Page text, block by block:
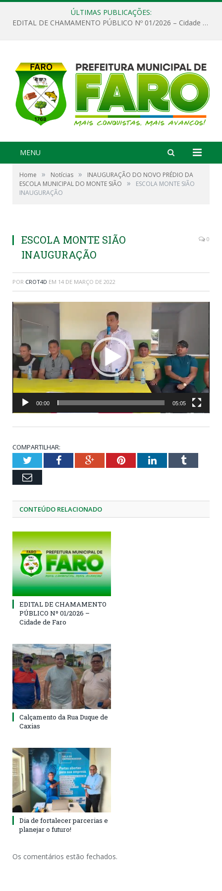
ÚLTIMAS PUBLICAÇÕES:
EDITAL DE CHAMAMENTO PÚBLICO Nº 01/2026 – Cidade de Faro
MENU
Home » Notícias »
INAUGURAÇÃO DO NOVO PRÉDIO DA
ESCOLA MUNICIPAL DO MONTE SIÃO
»
ESCOLA MONTE SIÃO
INAUGURAÇÃO
ESCOLA MONTE SIÃO
INAUGURAÇÃO
0
POR CROT4D EM 14 DE MARÇO DE 2022
Tocador
vídeo
00:00 05:05
COMPARTILHAR:
TwitterFacebookGoogle+PinterestLinkedInTumblr
Email
CONTEÚDO RELACIONADO
EDITAL DE CHAMAMENTO
PÚBLICO Nº 01/2026 –
Cidade de Faro
Calçamento da Rua Duque de
Caxias
Dia de fortalecer parcerias e
planejar o futuro!
Os comentários estão fechados.